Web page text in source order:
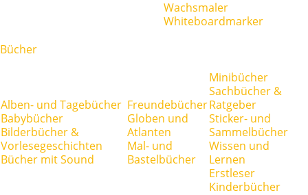
Wachsmaler
Whiteboardmarker
Bücher
Alben- und Tagebücher
Babybücher
Bilderbücher &
Vorlesegeschichten
Bücher mit Sound
Freundebücher
Globen und
Atlanten
Mal- und
Bastelbücher
Minibücher
Sachbücher &
Ratgeber
Sticker- und
Sammelbücher
Wissen und
Lernen
Erstleser
Kinderbücher